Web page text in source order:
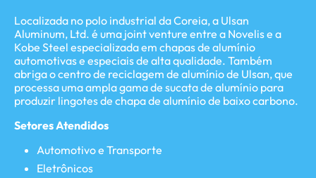
Localizada no polo industrial da Coreia, a Ulsan
Aluminum, Ltd. é uma joint venture entre a Novelis e a
Kobe Steel especializada em chapas de alumínio
automotivas e especiais de alta qualidade. Também
abriga o centro de reciclagem de alumínio de Ulsan, que
processa uma ampla gama de sucata de alumínio para
produzir lingotes de chapa de alumínio de baixo carbono.
Setores Atendidos
Automotivo e Transporte
Eletrônicos